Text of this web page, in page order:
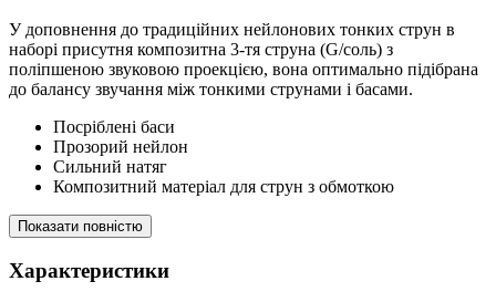
У доповнення до традиційних нейлонових тонких струн в
наборі присутня композитна 3-тя струна (G/соль) з
поліпшеною звуковою проекцією, вона оптимально підібрана
до балансу звучання між тонкими струнами і басами.
Посріблені баси
Прозорий нейлон
Сильний натяг
Композитний матеріал для струн з обмоткою
Показати повністю
Характеристики